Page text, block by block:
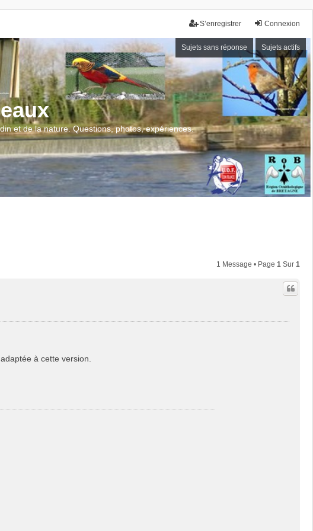
Connexion
S’enregistrer
Sujets sans réponse Sujets actifs
et de la nature. Questions, photos, expériences.
1 Message • Page 1 Sur 1
à cette version.